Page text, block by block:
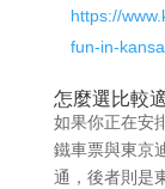
https://
fun-in-
怎麼選比較
如果你正在安
鐵車票與東京
通，後者則是